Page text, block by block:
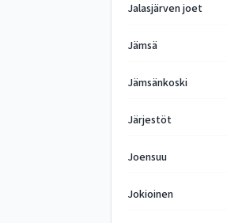
Jalasjärven joet
Jämsä
Jämsänkoski
Järjestöt
Joensuu
Jokioinen